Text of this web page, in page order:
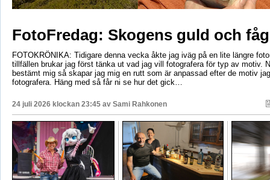
FotoFredag: Skogens guld och
FOTOKRÖNIKA: Tidigare denna vecka åkte jag iväg på en lite längre
tillfällen brukar jag först tänka ut vad jag vill fotografera för typ av motiv.
bestämt mig så skapar jag mig en rutt som är anpassad efter de motiv
fotografera. Häng med så får ni se hur det gick…
24 juli 2026 klockan 23:45 av Sami Rahkonen